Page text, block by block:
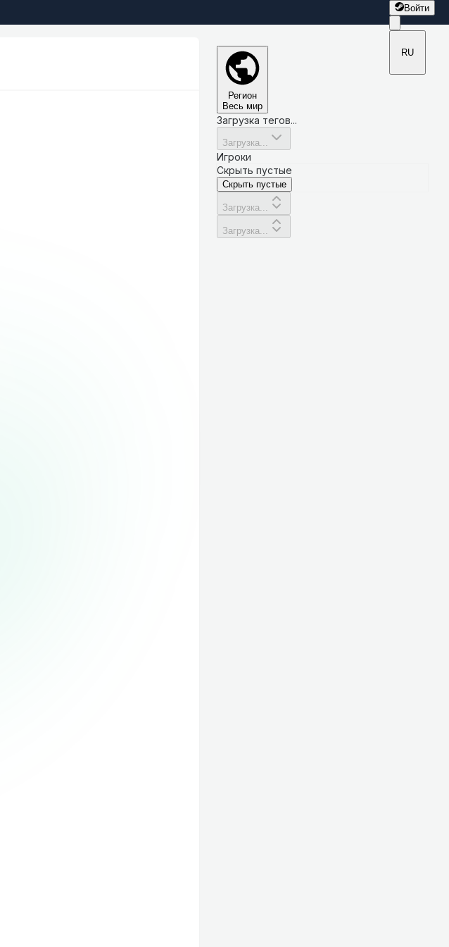
Войти
RU
Регион
Весь мир
Загрузка тегов...
Загрузка...
Игроки
Скрыть пустые
Скрыть пустые
Загрузка...
Загрузка...